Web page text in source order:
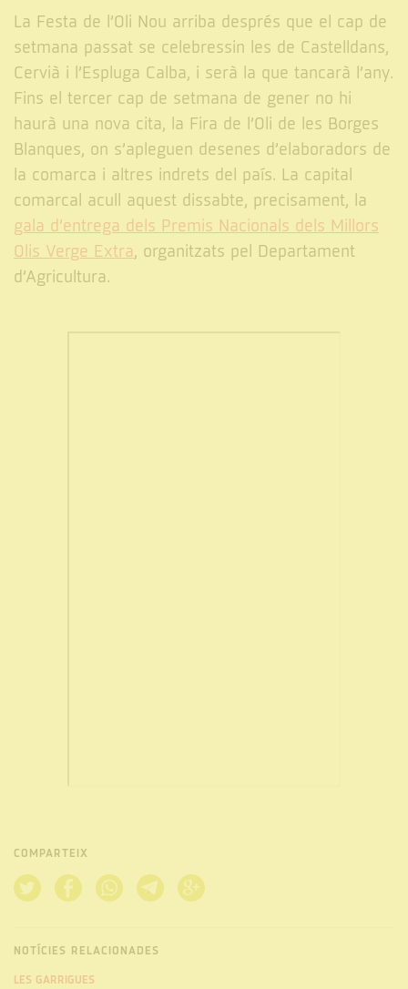
La Festa de l’Oli Nou arriba després que el cap de
setmana passat se celebressin les de Castelldans,
Cervià i l’Espluga Calba, i serà la que tancarà l’any.
Fins el tercer cap de setmana de gener no hi
haurà una nova cita, la Fira de l’Oli de les Borges
Blanques, on s’apleguen desenes d’elaboradors de
la comarca i altres indrets del país. La capital
comarcal acull aquest dissabte, precisament, la
gala d’entrega dels Premis Nacionals dels Millors
Olis Verge Extra, organitzats pel Departament
d’Agricultura.
COMPARTEIX
NOTÍCIES RELACIONADES
LES GARRIGUES